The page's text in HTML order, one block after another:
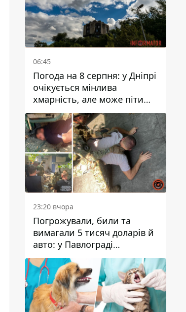
06:45
Погода на 8 серпня: у Дніпрі
очікується мінлива
хмарність, але може піти
дощ
23:20 вчора
Погрожували, били та
вимагали 5 тисяч доларів й
авто: у Павлограді
затримали двох чоловіків